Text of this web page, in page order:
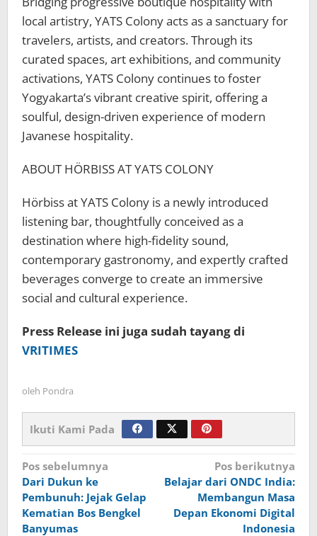
local artistry, YATS Colony acts as a sanctuary for
travelers, artists, and creators. Through its
curated spaces, art exhibitions, and community
activations, YATS Colony continues to foster
Yogyakarta’s vibrant creative spirit, offering a
soulful, design-driven experience of modern
Javanese hospitality.
ABOUT HÖRBISS AT YATS COLONY
Hörbiss at YATS Colony is a newly introduced
listening bar, thoughtfully conceived as a
destination where high-fidelity sound,
contemporary gastronomy, and expertly crafted
beverages converge to create an immersive
social and cultural experience.
Press Release ini juga sudah tayang di
VRITIMES
oleh Pondra
Ikuti Kami Pada
Navigasi
pos
Pos sebelumnya
Dari Dukun ke
Pembunuh: Jejak Gelap
Kematian Bos Bengkel
Banyumas
Pos berikutnya
Belajar dari ONDC India:
Membangun Masa
Depan Ekonomi Digital
Indonesia